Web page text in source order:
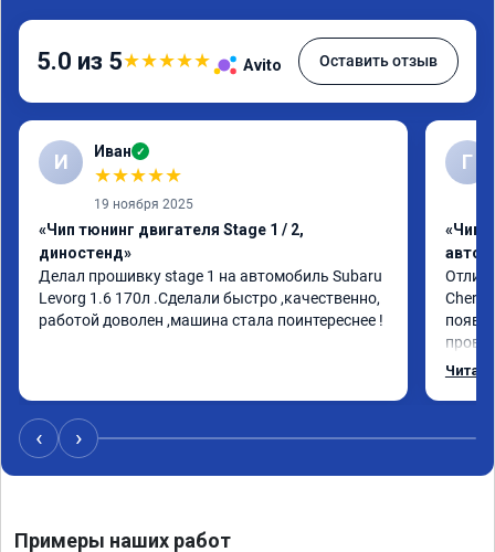
5.0 из 5★★★★★ Avito Оставить отзыв
И Иван ✓
★★★★★
19 ноября 2025
«Чип тюнинг двигателя Stage 1 / 2,
диностенд»
Делал прошивку stage 1 на автомобиль Subaru
Levorg 1.6 170л .Сделали быстро ,качественно,
работой доволен ,машина стала поинтереснее !
Г
«Чип
Chery
‹ ›
Примеры наших работ